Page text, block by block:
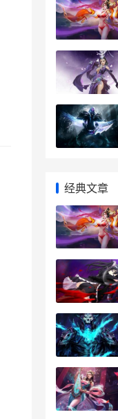
经典文章